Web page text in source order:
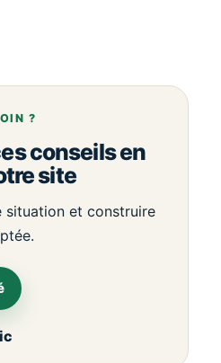
?
conseils en
site
situation et construire